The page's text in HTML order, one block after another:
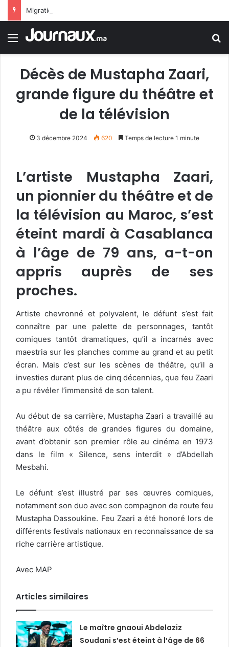
Menu
Décès de Mustapha Zaari,
grande figure du théâtre et
de la télévision
3 décembre 2024 620 Temps de lecture 1 minute
L’artiste Mustapha Zaari,
un pionnier du théâtre et de
la télévision au Maroc, s’est
éteint mardi à Casablanca
à l’âge de 79 ans, a-t-on
appris auprès de ses
proches.
Artiste chevronné et polyvalent, le défunt s’est fait
connaître par une palette de personnages, tantôt
comiques tantôt dramatiques, qu’il a incarnés avec
maestria sur les planches comme au grand et au petit
écran. Mais c’est sur les scènes de théâtre, qu’il a
investies durant plus de cinq décennies, que feu Zaari
a pu révéler l’immensité de son talent.
Au début de sa carrière, Mustapha Zaari a travaillé au
théâtre aux côtés de grandes figures du domaine,
avant d’obtenir son premier rôle au cinéma en 1973
dans le film « Silence, sens interdit » d’Abdellah
Mesbahi.
Le défunt s’est illustré par ses œuvres comiques,
notamment son duo avec son compagnon de route feu
Mustapha Dassoukine. Feu Zaari a été honoré lors de
différents festivals nationaux en reconnaissance de sa
riche carrière artistique.
Avec MAP
Articles similaires
Le maître gnaoui Abdelaziz
Soudani s’est éteint à l’âge de 66